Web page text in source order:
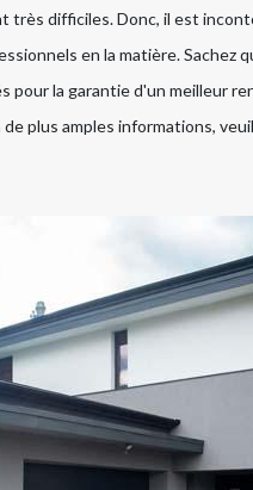
très difficiles. Donc, il est
en la matière. Sachez
pour la garantie d'un meilleur
de plus amples informations,